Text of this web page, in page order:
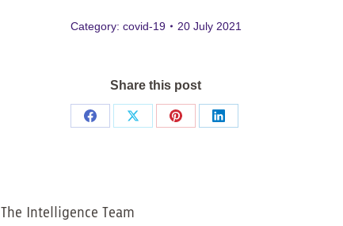
Category: covid-19 20 July 2021
Share this post
Share
Share
Share
Share
The Intelligence Team